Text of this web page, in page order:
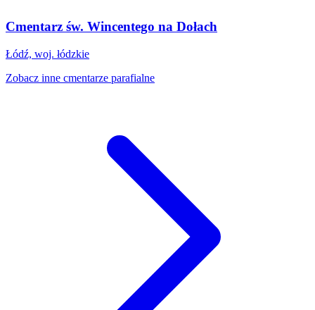
Cmentarz św. Wincentego na Dołach
Łódź, woj. łódzkie
Zobacz inne cmentarze parafialne